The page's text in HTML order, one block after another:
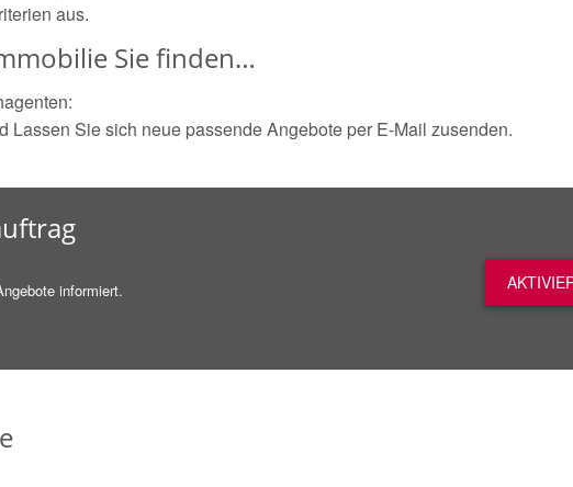
aus.
Sie finden…
Lassen Sie sich neue passende Angebote per E-Mail zusenden.
informiert.